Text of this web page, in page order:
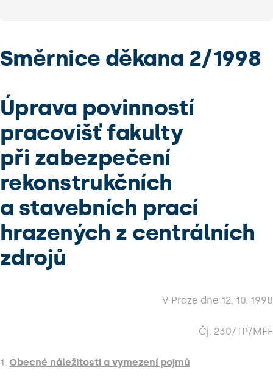
Směrnice děkana 2/1998
Úprava povinností
pracovišť fakulty
při zabezpečení
rekonstrukčních
a stavebních prací
hrazených z centrálních
zdrojů
V Praze dne 12. 10. 1998
Čj. 230/TP/MFF
1. Obecné náležitosti a vymezení pojmů